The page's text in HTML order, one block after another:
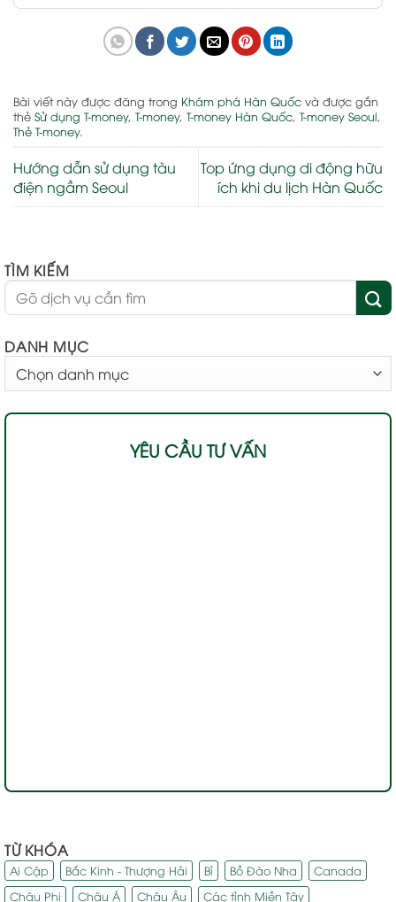
Bài viết này được đăng trong Khám phá Hàn Quốc và được gắn
thẻ Sử dụng T-money, T-money, T-money Hàn Quốc, T-money Seoul,
Thẻ T-money.
Hướng dẫn sử dụng tàu
điện ngầm Seoul
Top ứng dụng di động hữu
ích khi du lịch Hàn Quốc
TÌM KIẾM
DANH MỤC
MỤC
YÊU CẦU TƯ VẤN
TỪ KHÓA
Ai Cập Bắc Kinh - Thượng Hải Bỉ Bồ Đào Nha
Canada
Châu Phi
Châu Á Châu Âu Các tỉnh Miền Tây